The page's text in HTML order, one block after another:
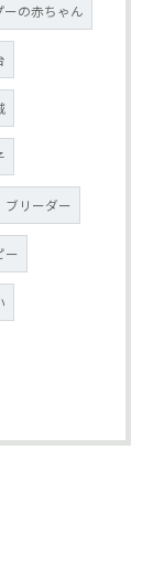
ーの赤ちゃん
ブリーダー
ー